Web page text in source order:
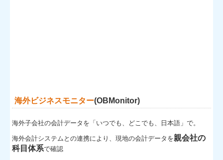
海外ビジネスモニター(OBMonitor)
海外子会社の会計データを「いつでも、どこでも、日本語」で。
海外会計システムとの連携により、現地の会計データを親会社の
科目体系で確認